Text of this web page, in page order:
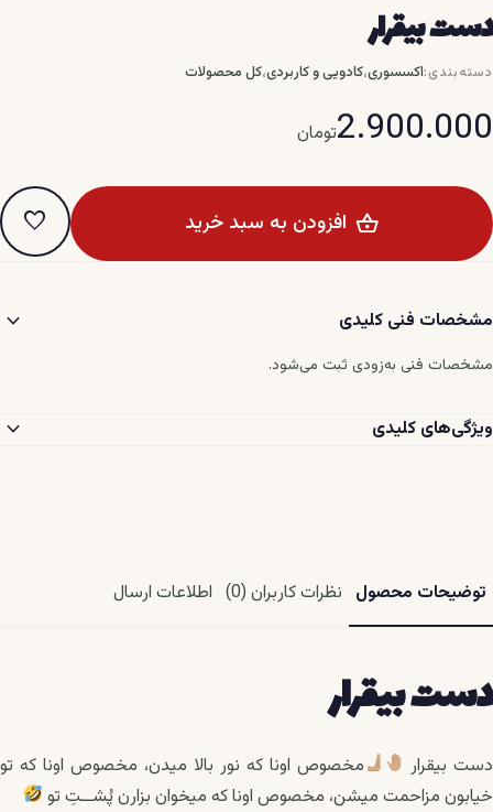
دست بیقرار
دسته‌بندی:اکسسوری،کادویی و کاربردی،کل محصولات
2.900.000تومان
افزودن به سبد خرید favorite
مشخصات فنی کلیدی expand_more
مشخصات فنی به‌زودی ثبت می‌شود.
ویژگی‌های کلیدی expand_more
توضیحات محصول نظرات کاربران (0) اطلاعات ارسال
دست بیقرار
دست بیقرار
مخصوص اونا که نور بالا میدن، مخصوص اونا که تو
خیابون مزاحمت میشن، مخصوص اونا که میخوان بزارن پُشــتِ تو